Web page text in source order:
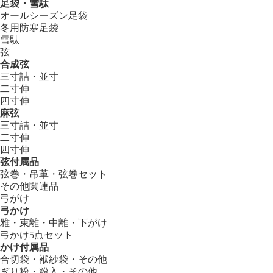
足袋・雪駄
オールシーズン足袋
冬用防寒足袋
雪駄
弦
合成弦
三寸詰・並寸
二寸伸
四寸伸
麻弦
三寸詰・並寸
二寸伸
四寸伸
弦付属品
弦巻・吊革・弦巻セット
その他関連品
弓がけ
弓かけ
雅・束離・中離・下がけ
弓かけ5点セット
かけ付属品
合切袋・袱紗袋・その他